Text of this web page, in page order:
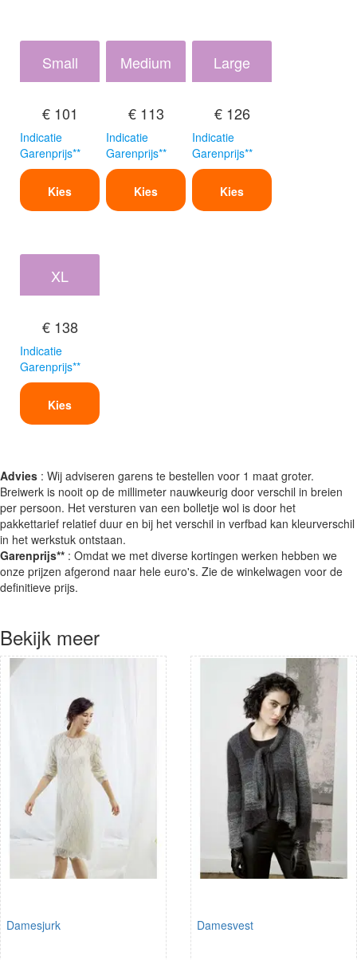
Small
€ 101
Indicatie
Garenprijs**
Kies
Medium
€ 113
Indicatie
Garenprijs**
Kies
Large
€ 126
Indicatie
Garenprijs**
Kies
XL
€ 138
Indicatie
Garenprijs**
Kies
Advies : Wij adviseren garens te bestellen voor 1 maat groter.
Breiwerk is nooit op de millimeter nauwkeurig door verschil in breien
per persoon. Het versturen van een bolletje wol is door het
pakkettarief relatief duur en bij het verschil in verfbad kan kleurverschil
in het werkstuk ontstaan.
Garenprijs** : Omdat we met diverse kortingen werken hebben we
onze prijzen afgerond naar hele euro's. Zie de winkelwagen voor de
definitieve prijs.
Bekijk meer
Damesjurk Damesvest